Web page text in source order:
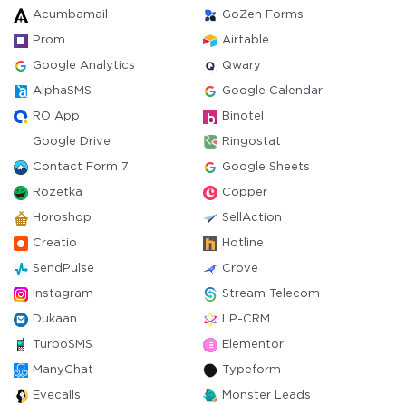
Acumbamail GoZen Forms
Prom Airtable
Google Analytics Qwary
AlphaSMS Google Calendar
RO App Binotel
Google Drive Ringostat
Contact Form 7 Google Sheets
Rozetka Copper
Horoshop SellAction
Creatio Hotline
SendPulse Crove
Instagram Stream Telecom
Dukaan LP-CRM
TurboSMS Elementor
ManyChat Typeform
Evecalls Monster Leads